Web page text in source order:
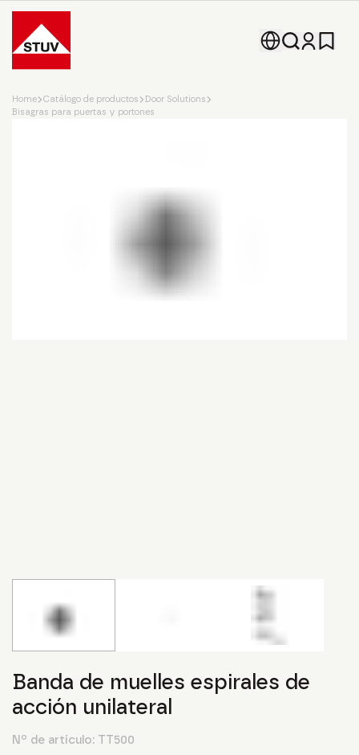
Go To the Homepage
Home Catálogo de productos
Door Solutions
Bisagras para puertas y portones
Banda de muelles espirales de
acción unilateral
Nº de artículo: TT500